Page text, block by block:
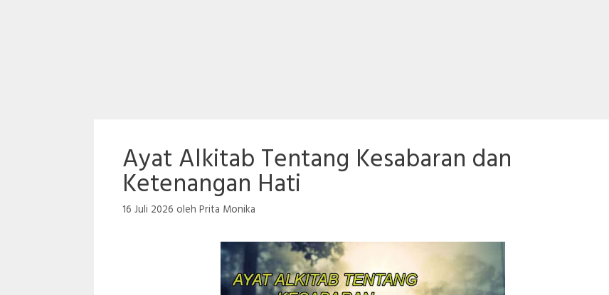
Ayat Alkitab Tentang Kesabaran dan
Ketenangan Hati
16 Juli 2026 oleh Prita Monika